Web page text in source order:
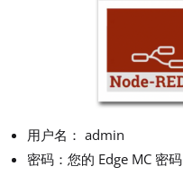
用户名： admin
密码：您的 Edge MC 密码